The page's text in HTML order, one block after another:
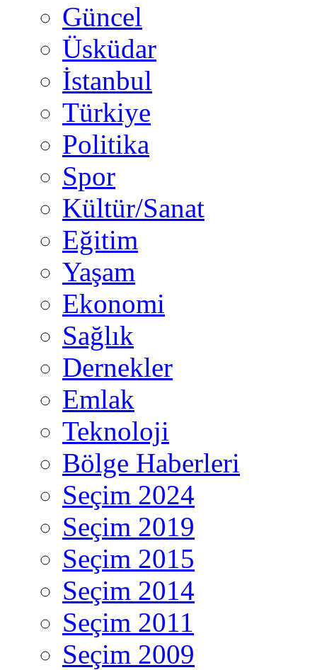
Güncel
Üsküdar
İstanbul
Türkiye
Politika
Spor
Kültür/Sanat
Eğitim
Yaşam
Ekonomi
Sağlık
Dernekler
Emlak
Teknoloji
Bölge Haberleri
Seçim 2024
Seçim 2019
Seçim 2015
Seçim 2014
Seçim 2011
Seçim 2009